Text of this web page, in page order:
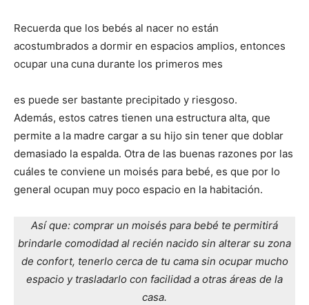
Recuerda que los bebés al nacer no están
acostumbrados a dormir en espacios amplios, entonces
ocupar una cuna durante los primeros mes
es puede ser bastante precipitado y riesgoso.
Además, estos catres tienen una estructura alta, que
permite a la madre cargar a su hijo sin tener que doblar
demasiado la espalda. Otra de las buenas razones por las
cuáles te conviene un moisés para bebé, es que por lo
general ocupan muy poco espacio en la habitación.
Así que: comprar un moisés para bebé te permitirá
brindarle comodidad al recién nacido sin alterar su zona
de confort, tenerlo cerca de tu cama sin ocupar mucho
espacio y trasladarlo con facilidad a otras áreas de la
casa.